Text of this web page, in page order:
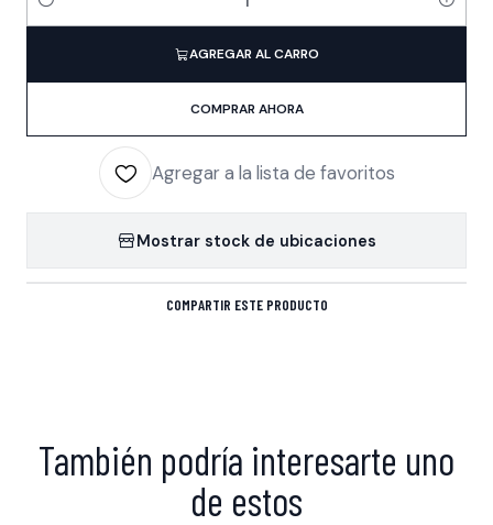
Cantidad
AGREGAR AL CARRO
COMPRAR AHORA
Agregar a la lista de favoritos
Mostrar stock de ubicaciones
COMPARTIR ESTE PRODUCTO
También podría interesarte uno
de estos